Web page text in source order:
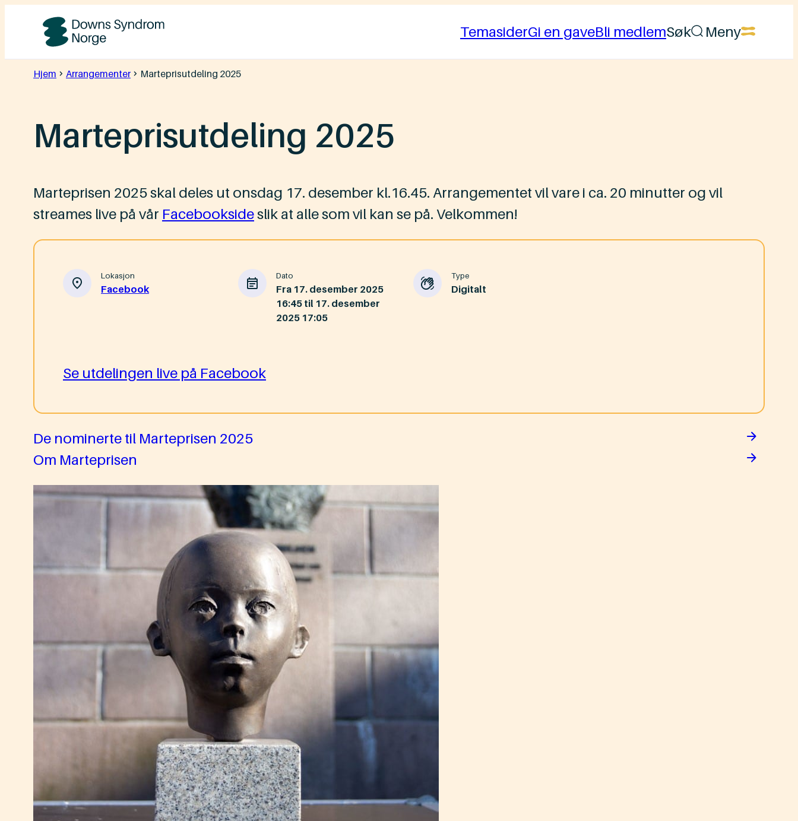
innhold
Downs
Syndrom
TemasiderGi en gaveBli medlemSøk Meny
Hjem Arrangementer Marteprisutdeling 2025
Marteprisutdeling 2025
Marteprisen 2025 skal deles ut onsdag 17. desember kl.16.45. Arrangementet vil vare i ca. 20 minutter og vil
streames live på vår Facebooksideslik at alle som vil kan se på. Velkommen!
Lokasjon
Facebook
Dato
Fra 17. desember 2025
16:45 til 17. desember
2025 17:05
Type
Digitalt
Se utdelingen live på Facebook
De nominerte til Marteprisen 2025
Om Marteprisen